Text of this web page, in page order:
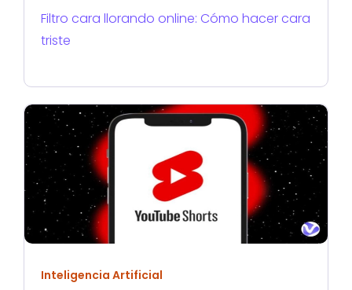
Filtro cara llorando online: Cómo hacer cara
triste
Inteligencia Artificial